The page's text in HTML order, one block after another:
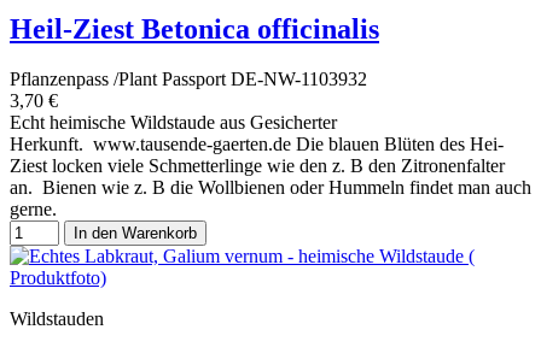
Heil-Ziest Betonica officinalis
Pflanzenpass /Plant Passport DE-NW-1103932
3,70 €
Echt heimische Wildstaude aus Gesicherter
Herkunft. www.tausende-gaerten.de Die blauen Blüten des Hei-
Ziest locken viele Schmetterlinge wie den z. B den Zitronenfalter
an. Bienen wie z. B die Wollbienen oder Hummeln findet man auch
gerne.
In den Warenkorb
Wildstauden